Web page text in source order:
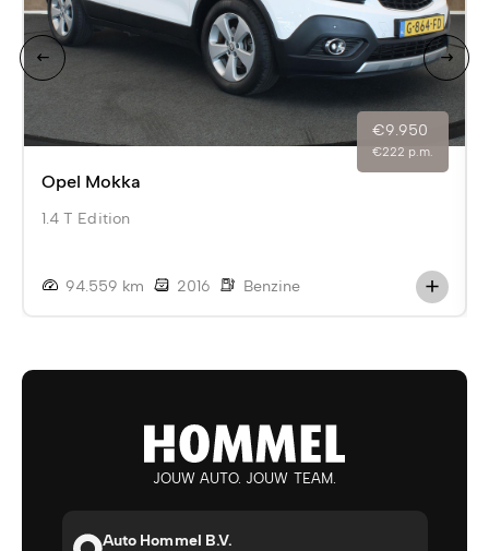
€9.950
€222 p.m.
Opel Mokka
1.4 T Edition
94.559 km 2016 Benzine
JOUW AUTO. JOUW TEAM.
Auto Hommel B.V.